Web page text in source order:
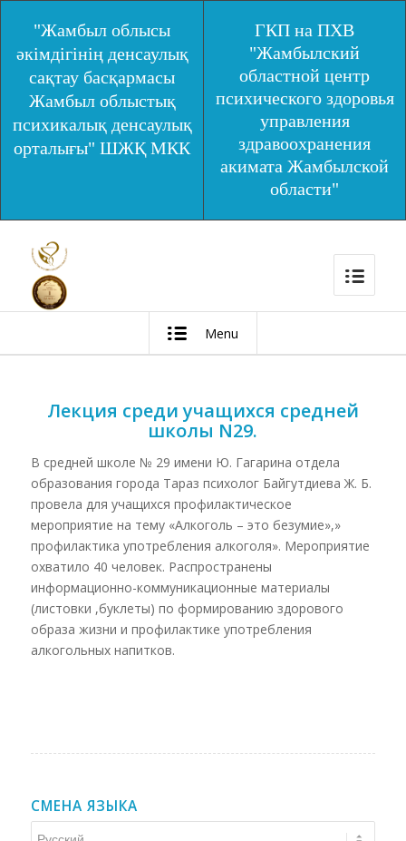
"Жамбыл облысы
әкімдігінің денсаулық
сақтау басқармасы
Жамбыл облыстық
психикалық денсаулық
орталығы" ШЖҚ МКК
ГКП на ПХВ
"Жамбылский
областной центр
психического здоровья
управления
здравоохранения
акимата Жамбылской
области"
Menu
Лекция среди учащихся средней
школы N29.
В средней школе № 29 имени Ю. Гагарина отдела
образования города Тараз психолог Байгутдиева Ж. Б.
провела для учащихся профилактическое
мероприятие на тему «Алкоголь – это безумие»,»
профилактика употребления алкоголя». Мероприятие
охватило 40 человек. Распространены
информационно-коммуникационные материалы
(листовки ,буклеты) по формированию здорового
образа жизни и профилактике употребления
алкогольных напитков.
СМЕНА ЯЗЫКА